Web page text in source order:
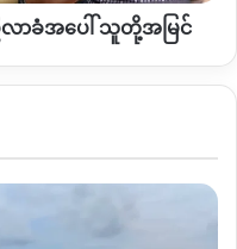
ြစ်သည်။ စစ်ဘေးကာလ ၉
ေးပါက နေရပ်ပြန်ရေးကို
ပြောဆိုလာကြပြီဖြစ်သည်။
ာခံအပေါ် သူတို့အမြင်